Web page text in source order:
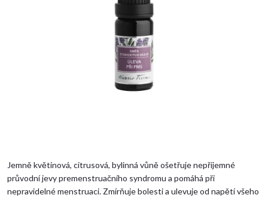
Jemně květinová, citrusová, bylinná vůně ošetřuje nepříjemné
průvodní jevy premenstruačního syndromu a pomáhá při
nepravidelné menstruaci.Zmírňuje bolesti a ulevuje od napětí všeho